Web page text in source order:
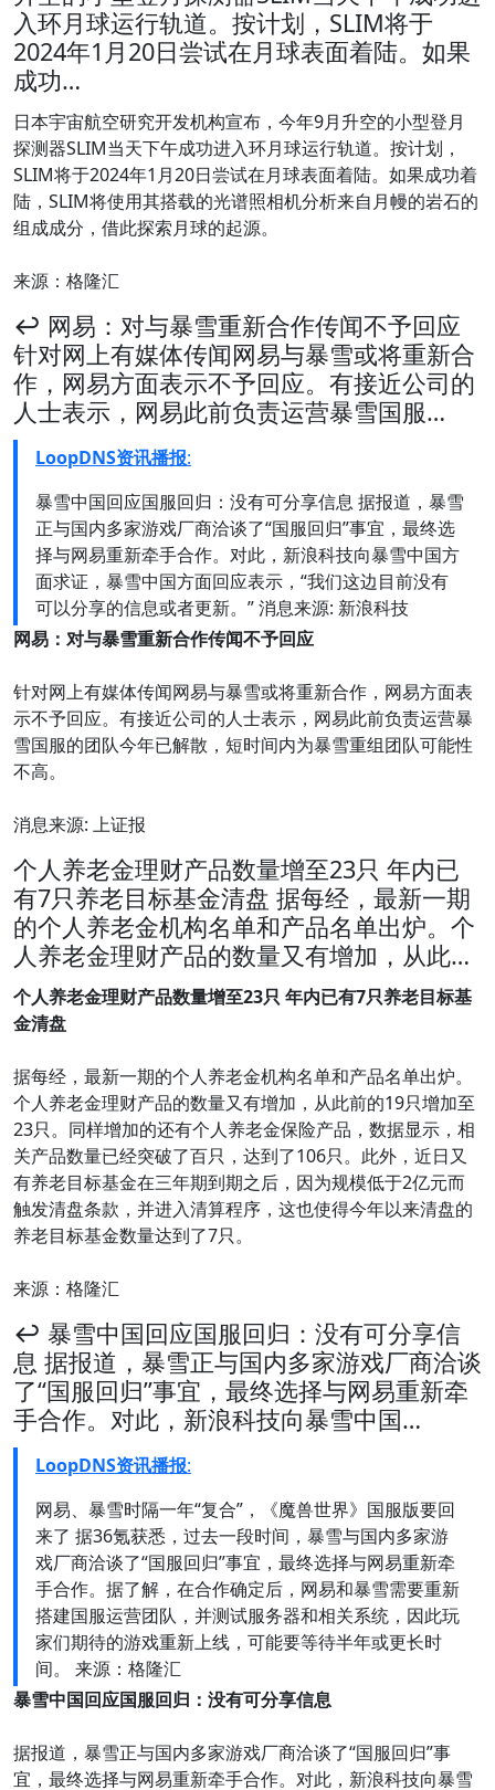
入环月球运行轨道。按计划，SLIM将于
2024年1月20日尝试在月球表面着陆。如果
成功…
日本宇宙航空研究开发机构宣布，今年9月升空的小型登月
探测器SLIM当天下午成功进入环月球运行轨道。按计划，
SLIM将于2024年1月20日尝试在月球表面着陆。如果成功着
陆，SLIM将使用其搭载的光谱照相机分析来自月幔的岩石的
组成成分，借此探索月球的起源。
来源：格隆汇
↩️ 网易：对与暴雪重新合作传闻不予回应
针对网上有媒体传闻网易与暴雪或将重新合
作，网易方面表示不予回应。有接近公司的
人士表示，网易此前负责运营暴雪国服…
LoopDNS资讯播报:
暴雪中国回应国服回归：没有可分享信息 据报道，暴雪
正与国内多家游戏厂商洽谈了“国服回归”事宜，最终选
择与网易重新牵手合作。对此，新浪科技向暴雪中国方
面求证，暴雪中国方面回应表示，“我们这边目前没有
可以分享的信息或者更新。” 消息来源: 新浪科技
网易：对与暴雪重新合作传闻不予回应
针对网上有媒体传闻网易与暴雪或将重新合作，网易方面表
示不予回应。有接近公司的人士表示，网易此前负责运营暴
雪国服的团队今年已解散，短时间内为暴雪重组团队可能性
不高。
消息来源: 上证报
个人养老金理财产品数量增至23只 年内已
有7只养老目标基金清盘 据每经，最新一期
的个人养老金机构名单和产品名单出炉。个
人养老金理财产品的数量又有增加，从此…
个人养老金理财产品数量增至23只 年内已有7只养老目标基
金清盘
据每经，最新一期的个人养老金机构名单和产品名单出炉。
个人养老金理财产品的数量又有增加，从此前的19只增加至
23只。同样增加的还有个人养老金保险产品，数据显示，相
关产品数量已经突破了百只，达到了106只。此外，近日又
有养老目标基金在三年期到期之后，因为规模低于2亿元而
触发清盘条款，并进入清算程序，这也使得今年以来清盘的
养老目标基金数量达到了7只。
来源：格隆汇
↩️ 暴雪中国回应国服回归：没有可分享信
息 据报道，暴雪正与国内多家游戏厂商洽谈
了“国服回归”事宜，最终选择与网易重新牵
手合作。对此，新浪科技向暴雪中国…
LoopDNS资讯播报:
网易、暴雪时隔一年“复合”，《魔兽世界》国服版要回
来了 据36氪获悉，过去一段时间，暴雪与国内多家游
戏厂商洽谈了“国服回归”事宜，最终选择与网易重新牵
手合作。据了解，在合作确定后，网易和暴雪需要重新
搭建国服运营团队，并测试服务器和相关系统，因此玩
家们期待的游戏重新上线，可能要等待半年或更长时
间。 来源：格隆汇
暴雪中国回应国服回归：没有可分享信息
据报道，暴雪正与国内多家游戏厂商洽谈了“国服回归”事
宜，最终选择与网易重新牵手合作。对此，新浪科技向暴雪